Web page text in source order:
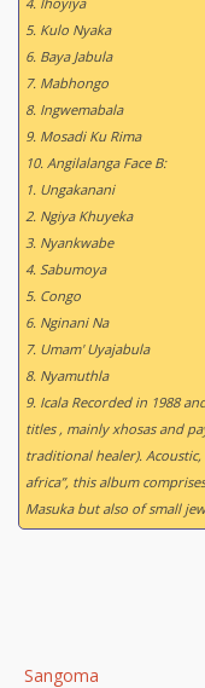
5. Kulo Nyaka
6. Baya Jabula
7. Mabhongo
8. Ingwemabala
9. Mosadi Ku Rima
10. Angilalanga Face B:
1. Ungakanani
2. Ngiya Khuyeka
3. Nyankwabe
4. Sabumoya
5. Congo
6. Nginani Na
7. Umam' Uyajabula
8. Nyamuthla
9. Icala Recorded in 1988
titles , mainly xhosas and
traditional healer).
africa”, this album
Masuka but also of small
Sangoma